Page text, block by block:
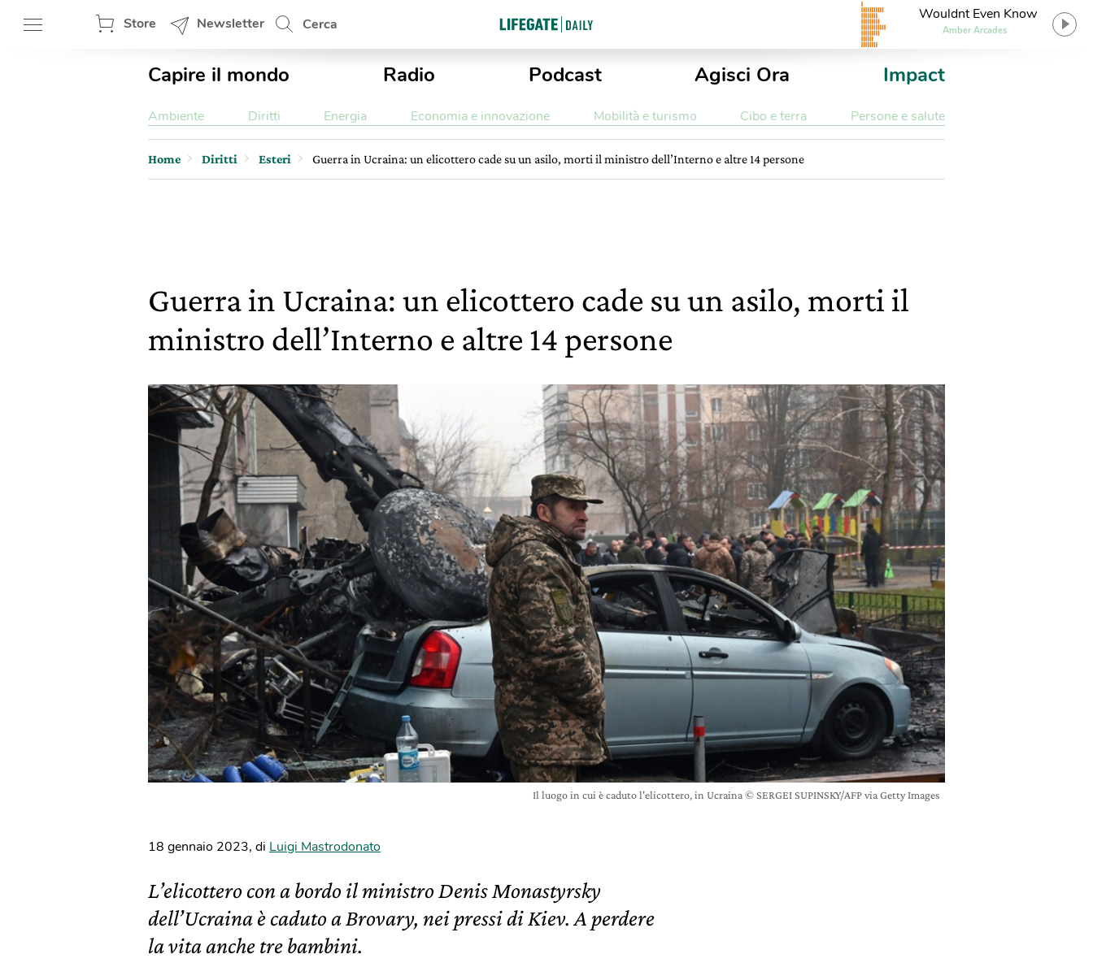
Store Newsletter Cerca
Wouldnt Even Know
Amber Arcades
Capire il mondo Radio Podcast Agisci Ora Impact
Ambiente Diritti Energia Economia e innovazione Mobilità e turismo Cibo e terra Persone e salute
Home Diritti Esteri Guerra in Ucraina: un elicottero cade su un asilo, morti il ministro dell’Interno e altre 14 persone
Guerra in Ucraina: un elicottero cade su un asilo, morti il
ministro dell’Interno e altre 14 persone
Il luogo in cui è caduto l'elicottero, in Ucraina © SERGEI SUPINSKY/AFP via Getty Images
18 gennaio 2023, di Luigi Mastrodonato
L’elicottero con a bordo il ministro Denis Monastyrsky
dell’Ucraina è caduto a Brovary, nei pressi di Kiev. A perdere
la vita anche tre bambini.